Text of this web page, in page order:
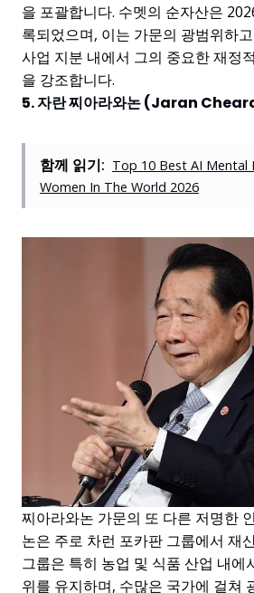
을 포괄합니다. 수멧의 순자산은
록되었으며, 이는 가문의 광범위하
사업 지분 내에서 그의 중요한 재정
을 강조합니다.
5. 자란 찌아라와논 (Jaran
함께 읽기: Top 10 Best AI Mental
Women In The World 2026
찌아라와논 가문의 또 다른 저명한
논은 주로 차런 포카판 그룹에서 재
그룹은 특히 농업 및 식품 산업 내에
위를 유지하며, 수많은 국가에 걸쳐